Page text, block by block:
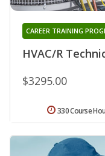
HVAC/R
CAREER TRAINING
$3295.00
330 Course